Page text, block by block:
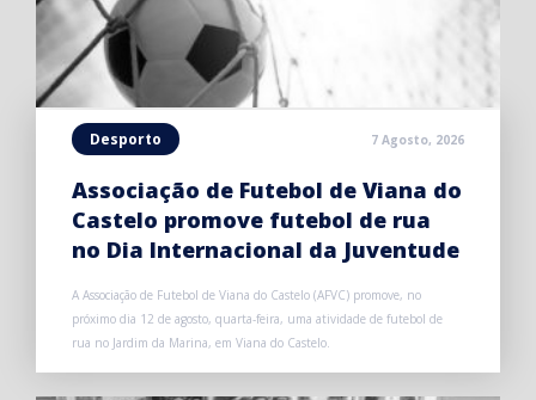
Desporto 7 Agosto, 2026
Associação de Futebol de Viana do
Castelo promove futebol de rua
no Dia Internacional da Juventude
A Associação de Futebol de Viana do Castelo (AFVC) promove, no
próximo dia 12 de agosto, quarta-feira, uma atividade de futebol de
rua no Jardim da Marina, em Viana do Castelo.